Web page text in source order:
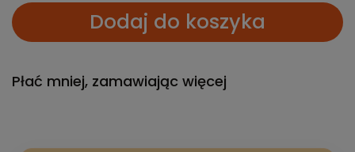
Dodaj do koszyka
Płać mniej, zamawiając więcej